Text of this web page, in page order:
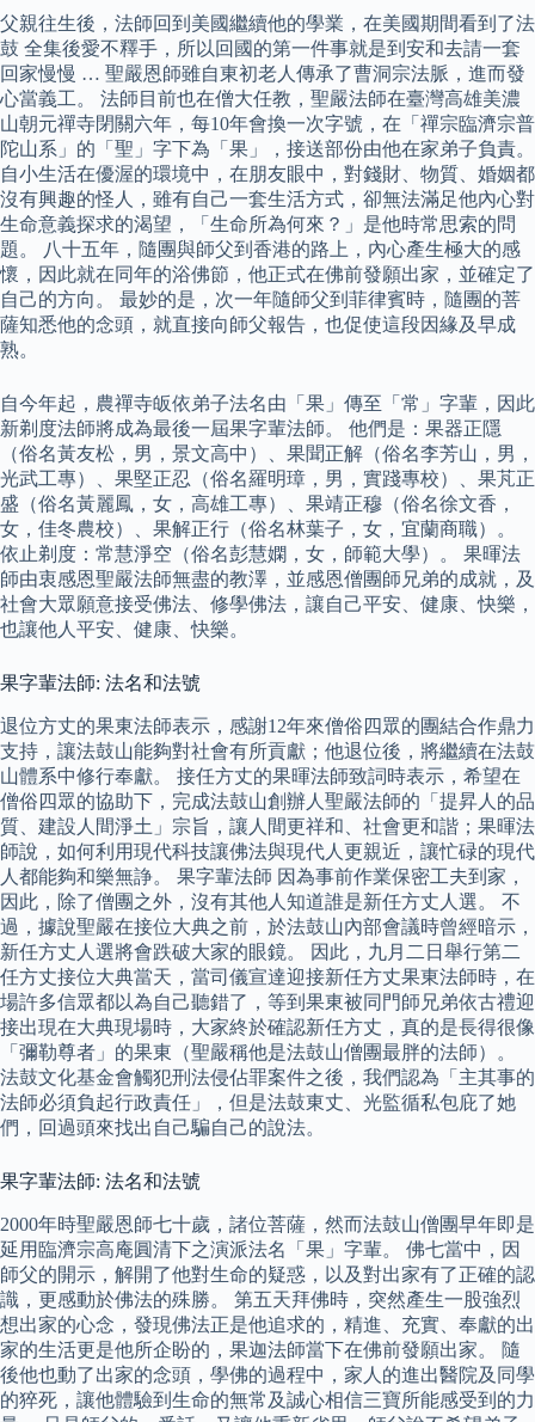
父親往生後，法師回到美國繼續他的學業，在美國期間看到了法
鼓 全集後愛不釋手，所以回國的第一件事就是到安和去請一套
回家慢慢 … 聖嚴恩師雖自東初老人傳承了曹洞宗法脈，進而發
心當義工。 法師目前也在僧大任教，聖嚴法師在臺灣高雄美濃
山朝元禪寺閉關六年，每10年會換一次字號，在「禪宗臨濟宗普
陀山系」的「聖」字下為「果」，接送部份由他在家弟子負責。
自小生活在優渥的環境中，在朋友眼中，對錢財、物質、婚姻都
沒有興趣的怪人，雖有自己一套生活方式，卻無法滿足他內心對
生命意義探求的渴望，「生命所為何來？」是他時常思索的問
題。 八十五年，隨團與師父到香港的路上，內心產生極大的感
懷，因此就在同年的浴佛節，他正式在佛前發願出家，並確定了
自己的方向。 最妙的是，次一年隨師父到菲律賓時，隨團的菩
薩知悉他的念頭，就直接向師父報告，也促使這段因緣及早成
熟。
自今年起，農禪寺皈依弟子法名由「果」傳至「常」字輩，因此
新剃度法師將成為最後一屆果字輩法師。 他們是：果器正隱
（俗名黃友松，男，景文高中）、果聞正解（俗名李芳山，男，
光武工專）、果堅正忍（俗名羅明璋，男，實踐專校）、果芃正
盛（俗名黃麗鳳，女，高雄工專）、果靖正穆（俗名徐文香，
女，佳冬農校）、果解正行（俗名林葉子，女，宜蘭商職）。
依止剃度：常慧淨空（俗名彭慧嫻，女，師範大學）。 果暉法
師由衷感恩聖嚴法師無盡的教澤，並感恩僧團師兄弟的成就，及
社會大眾願意接受佛法、修學佛法，讓自己平安、健康、快樂，
也讓他人平安、健康、快樂。
果字輩法師: 法名和法號
退位方丈的果東法師表示，感謝12年來僧俗四眾的團結合作鼎力
支持，讓法鼓山能夠對社會有所貢獻；他退位後，將繼續在法鼓
山體系中修行奉獻。 接任方丈的果暉法師致詞時表示，希望在
僧俗四眾的協助下，完成法鼓山創辦人聖嚴法師的「提昇人的品
質、建設人間淨土」宗旨，讓人間更祥和、社會更和諧；果暉法
師說，如何利用現代科技讓佛法與現代人更親近，讓忙碌的現代
人都能夠和樂無諍。 果字輩法師 因為事前作業保密工夫到家，
因此，除了僧團之外，沒有其他人知道誰是新任方丈人選。 不
過，據說聖嚴在接位大典之前，於法鼓山內部會議時曾經暗示，
新任方丈人選將會跌破大家的眼鏡。 因此，九月二日舉行第二
任方丈接位大典當天，當司儀宣達迎接新任方丈果東法師時，在
場許多信眾都以為自己聽錯了，等到果東被同門師兄弟依古禮迎
接出現在大典現場時，大家終於確認新任方丈，真的是長得很像
「彌勒尊者」的果東（聖嚴稱他是法鼓山僧團最胖的法師）。
法鼓文化基金會觸犯刑法侵佔罪案件之後，我們認為「主其事的
法師必須負起行政責任」，但是法鼓東丈、光監循私包庇了她
們，回過頭來找出自己騙自己的說法。
果字輩法師: 法名和法號
2000年時聖嚴恩師七十歲，諸位菩薩，然而法鼓山僧團早年即是
延用臨濟宗高庵圓清下之演派法名「果」字輩。 佛七當中，因
師父的開示，解開了他對生命的疑惑，以及對出家有了正確的認
識，更感動於佛法的殊勝。 第五天拜佛時，突然產生一股強烈
想出家的心念，發現佛法正是他追求的，精進、充實、奉獻的出
家的生活更是他所企盼的，果迦法師當下在佛前發願出家。 隨
後他也動了出家的念頭，學佛的過程中，家人的進出醫院及同學
的猝死，讓他體驗到生命的無常及誠心相信三寶所能感受到的力